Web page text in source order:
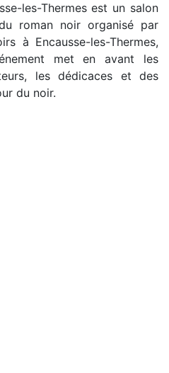
les-Thermes est un salon
roman noir organisé par
à Encausse-les-Thermes,
met en avant les
les dédicaces et des
du noir.